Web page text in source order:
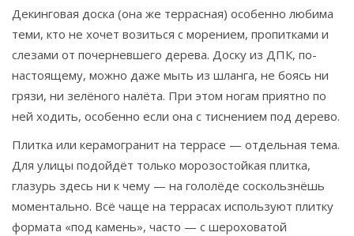
Декинговая доска (она же террасная) особенно любима
теми, кто не хочет возиться с морением, пропитками и
слезами от почерневшего дерева. Доску из ДПК, по-
настоящему, можно даже мыть из шланга, не боясь ни
грязи, ни зелёного налёта. При этом ногам приятно по
ней ходить, особенно если она с тиснением под дерево.
Плитка или керамогранит на террасе — отдельная тема.
Для улицы подойдёт только морозостойкая плитка,
глазурь здесь ни к чему — на гололёде соскользнёшь
моментально. Всё чаще на террасах используют плитку
формата «под камень», часто — с шероховатой